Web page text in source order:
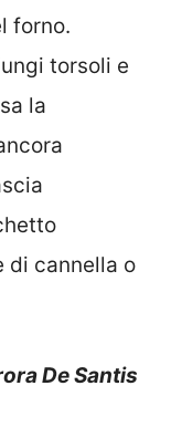
forno.
torsoli e
la
di cannella o
De Santis